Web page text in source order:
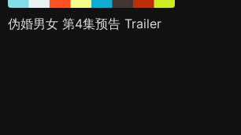
伪婚男女 第4集预告 Trailer